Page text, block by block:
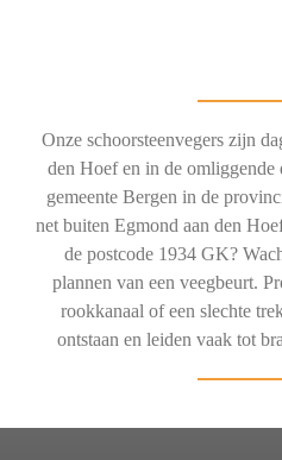
Onze schoorsteenvegers zijn
den Hoef en in de omliggende
gemeente Bergen in de
net buiten Egmond aan den
de postcode 1934 GK?
plannen van een veegbeurt.
rookkanaal of een slechte
ontstaan en leiden vaak tot